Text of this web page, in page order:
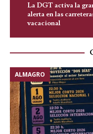
La DGT activa la
alerta en las
vacacional
ALMAGRO